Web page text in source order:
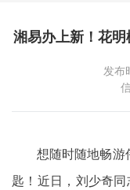
湘易办上新！花
发布
想随时随地畅游
匙！近日，刘少奇